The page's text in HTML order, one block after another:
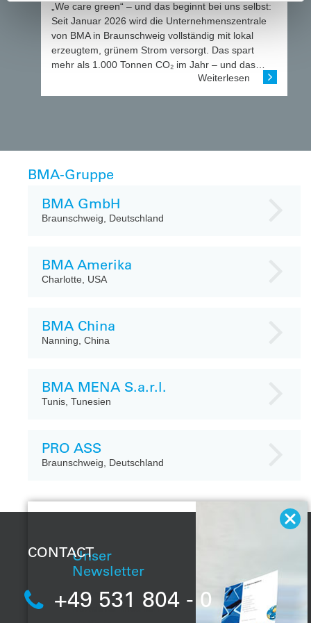
„We care green“ – und das beginnt bei uns selbst:
Seit Januar 2026 wird die Unternehmenszentrale
von BMA in Braunschweig vollständig mit lokal
erzeugtem, grünem Strom versorgt. Das spart
mehr als 1.000 Tonnen CO₂ im Jahr – und das…
Weiterlesen
BMA-Gruppe
BMA GmbH
Braunschweig, Deutschland
BMA Amerika
Charlotte, USA
BMA China
Nanning, China
BMA MENA S.a.r.l.
Tunis, Tunesien
PRO ASS
Braunschweig, Deutschland
Unser
Newsletter
Mit unserem
Newsletter möchten
CONTACT
+49 531 804 - 0